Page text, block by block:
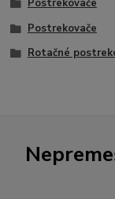
Postrekovače
Postrekovače
Rotačné